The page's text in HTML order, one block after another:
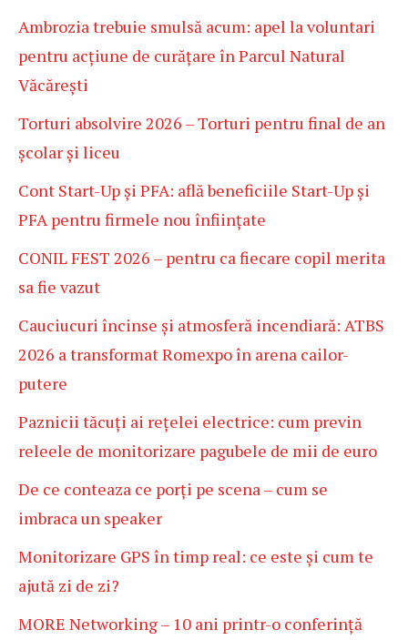
Ambrozia trebuie smulsă acum: apel la voluntari
pentru acțiune de curățare în Parcul Natural
Văcărești
Torturi absolvire 2026 – Torturi pentru final de an
școlar și liceu
Cont Start-Up și PFA: află beneficiile Start-Up și
PFA pentru firmele nou înființate
CONIL FEST 2026 – pentru ca fiecare copil merita
sa fie vazut
Cauciucuri încinse și atmosferă incendiară: ATBS
2026 a transformat Romexpo în arena cailor-
putere
Paznicii tăcuți ai rețelei electrice: cum previn
releele de monitorizare pagubele de mii de euro
De ce conteaza ce porți pe scena – cum se
imbraca un speaker
Monitorizare GPS în timp real: ce este și cum te
ajută zi de zi?
MORE Networking – 10 ani printr-o conferință